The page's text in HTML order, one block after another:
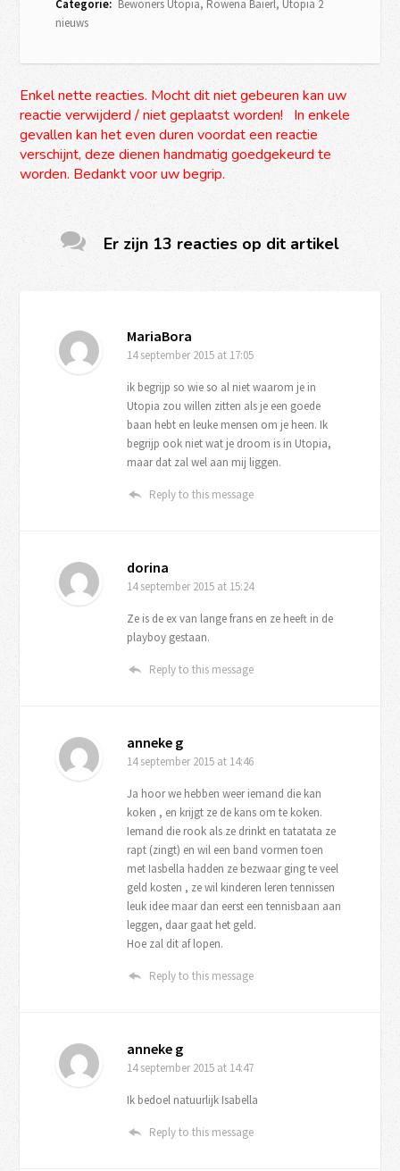
Categorie: Bewoners Utopia, Rowena Baierl, Utopia 2
nieuws
Enkel nette reacties. Mocht dit niet gebeuren kan uw
reactie verwijderd / niet geplaatst worden! In enkele
gevallen kan het even duren voordat een reactie
verschijnt, deze dienen handmatig goedgekeurd te
worden. Bedankt voor uw begrip.
Er zijn 13 reacties op dit artikel
MariaBora
14 september 2015 at 17:05
ik begrijp so wie so al niet waarom je in
Utopia zou willen zitten als je een goede
baan hebt en leuke mensen om je heen. Ik
begrijp ook niet wat je droom is in Utopia,
maar dat zal wel aan mij liggen.
Reply to this message
dorina
14 september 2015 at 15:24
Ze is de ex van lange frans en ze heeft in de
playboy gestaan.
Reply to this message
anneke g
14 september 2015 at 14:46
Ja hoor we hebben weer iemand die kan
koken , en krijgt ze de kans om te koken.
Iemand die rook als ze drinkt en tatatata ze
rapt (zingt) en wil een band vormen toen
met Iasbella hadden ze bezwaar ging te veel
geld kosten , ze wil kinderen leren tennissen
leuk idee maar dan eerst een tennisbaan aan
leggen, daar gaat het geld.
Hoe zal dit af lopen.
Reply to this message
anneke g
14 september 2015 at 14:47
Ik bedoel natuurlijk Isabella
Reply to this message